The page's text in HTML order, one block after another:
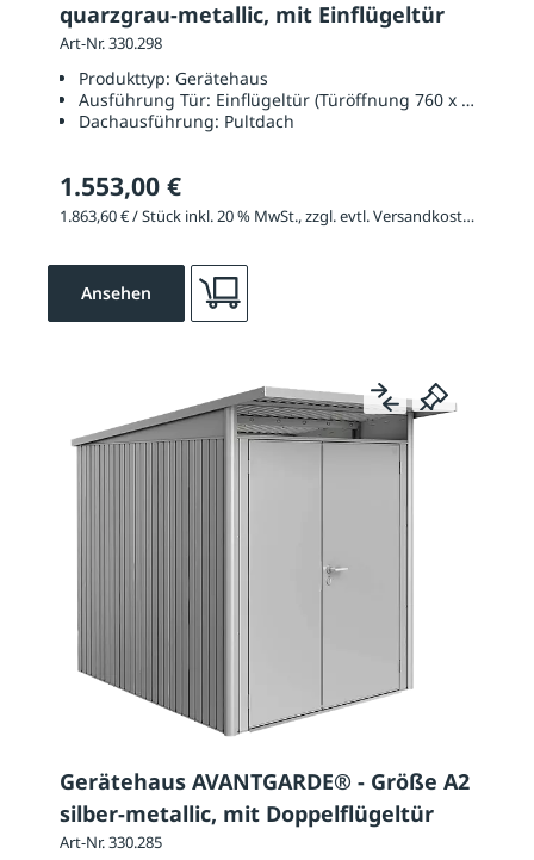
quarzgrau-metallic, mit Einflügeltür
Art-Nr. 330.298
Produkttyp: Gerätehaus
Ausführung Tür: Einflügeltür (Türöffnung 760 x 1820
Dachausführung: Pultdach
1.553,00 €
1.863,60 € / Stück inkl. 20 % MwSt., zzgl. evtl. Versandkosten
Ansehen
Gerätehaus AVANTGARDE® - Größe A2
silber-metallic, mit Doppelflügeltür
Art-Nr. 330.285